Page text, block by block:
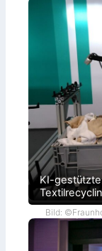
KI-
Bild: